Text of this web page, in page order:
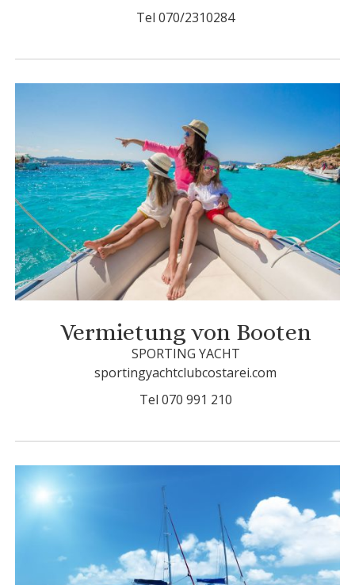
Tel 070/2310284
Vermietung von Booten
SPORTING YACHT
sportingyachtclubcostarei.com
Tel 070 991 210